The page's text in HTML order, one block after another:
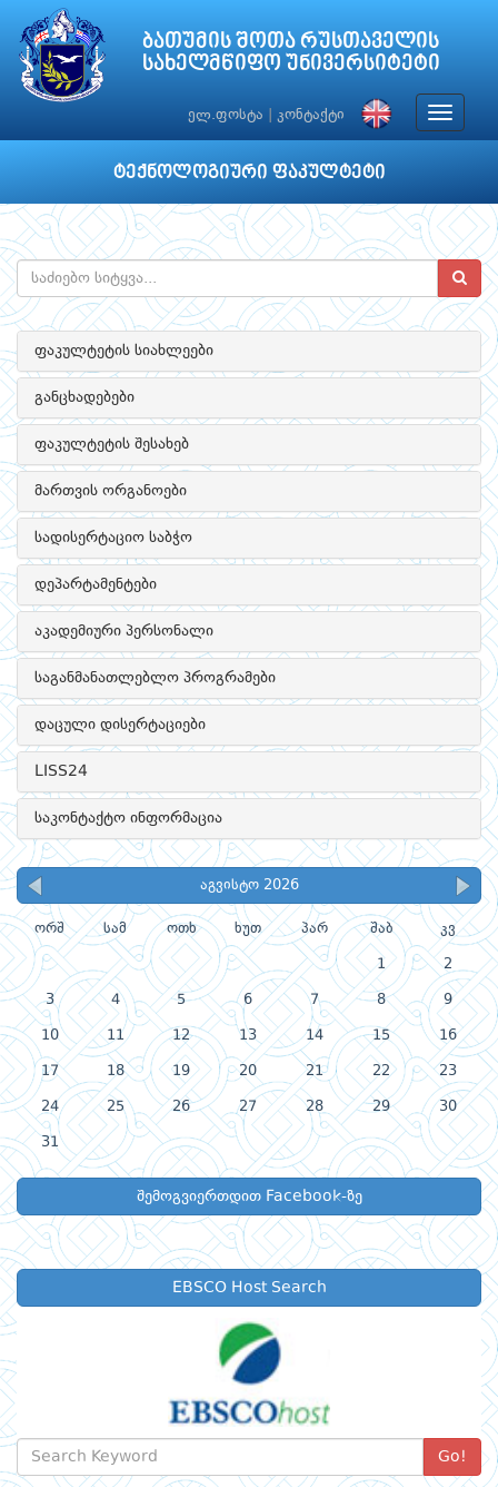
ბათუმის შოთა რუსთაველის
სახელმწიფო უნივერსიტეტი
ელ.ფოსტა კონტაქტი
Toggle
ტექნოლოგიური ფაკულტეტი
ფაკულტეტის სიახლეები
განცხადებები
ფაკულტეტის შესახებ
მართვის ორგანოები
სადისერტაციო საბჭო
დეპარტამენტები
აკადემიური პერსონალი
საგანმანათლებლო პროგრამები
დაცული დისერტაციები
LISS24
საკონტაქტო ინფორმაცია
აგვისტო 2026
ორშ სამ ოთხ ხუთ პარ შაბ კვ
1 2
3 4 5 6 7 8 9
10 11 12 13 14 15 16
17 18 19 20 21 22 23
24 25 26 27 28 29 30
31
შემოგვიერთდით Facebook-ზე
EBSCO Host Search
Go!